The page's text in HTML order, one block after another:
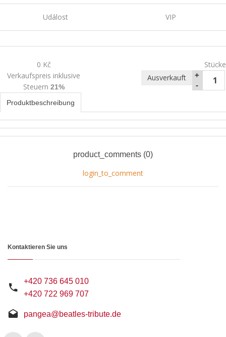
Událost VIP
0 Kč
Verkaufspreis inklusive
Steuern 21%
Stücke
+
-
Ausverkauft
Produktbeschreibung
product_comments (0)
login_to_comment
Kontaktieren Sie uns
+420 736 645 010
+420 722 969 707
pangea@beatles-tribute.de